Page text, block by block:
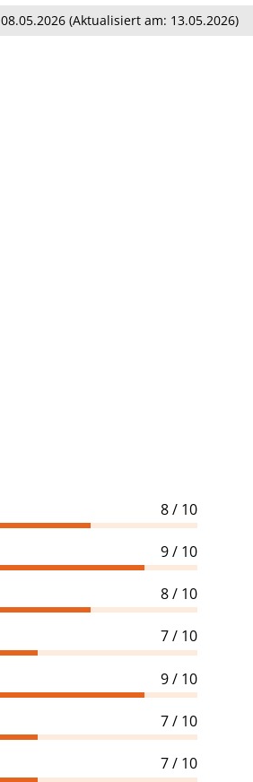
08.05.2026 (Aktualisiert am: 13.05.2026)
8 / 10
9 / 10
8 / 10
7 / 10
9 / 10
7 / 10
7 / 10